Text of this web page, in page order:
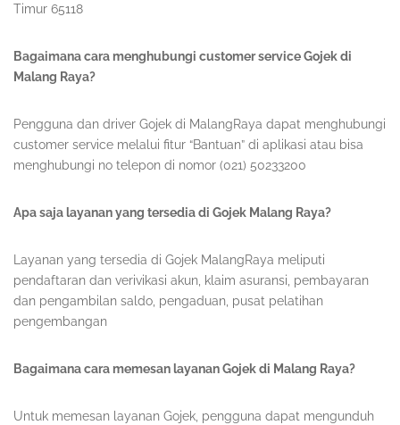
Timur 65118
Bagaimana cara menghubungi customer service Gojek di
Malang Raya?
Pengguna dan driver Gojek di MalangRaya dapat menghubungi
customer service melalui fitur “Bantuan” di aplikasi atau bisa
menghubungi no telepon di nomor (021) 50233200
Apa saja layanan yang tersedia di Gojek Malang Raya?
Layanan yang tersedia di Gojek MalangRaya meliputi
pendaftaran dan verivikasi akun, klaim asuransi, pembayaran
dan pengambilan saldo, pengaduan, pusat pelatihan
pengembangan
Bagaimana cara memesan layanan Gojek di Malang Raya?
Untuk memesan layanan Gojek, pengguna dapat mengunduh